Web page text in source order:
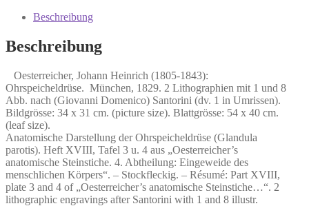
1843):
Menge
Beschreibung
Beschreibung
Oesterreicher, Johann Heinrich (1805-1843):
Ohrspeicheldrüse. München, 1829. 2 Lithographien mit 1 und 8
Abb. nach (Giovanni Domenico) Santorini (dv. 1 in Umrissen).
Bildgrösse: 34 x 31 cm. (picture size). Blattgrösse: 54 x 40 cm.
(leaf size).
Anatomische Darstellung der Ohrspeicheldrüse (Glandula
parotis). Heft XVIII, Tafel 3 u. 4 aus „Oesterreicher’s
anatomische Steinstiche. 4. Abtheilung: Eingeweide des
menschlichen Körpers“. – Stockfleckig. – Résumé: Part XVIII,
plate 3 and 4 of „Oesterreicher’s anatomische Steinstiche…“. 2
lithographic engravings after Santorini with 1 and 8 illustr.